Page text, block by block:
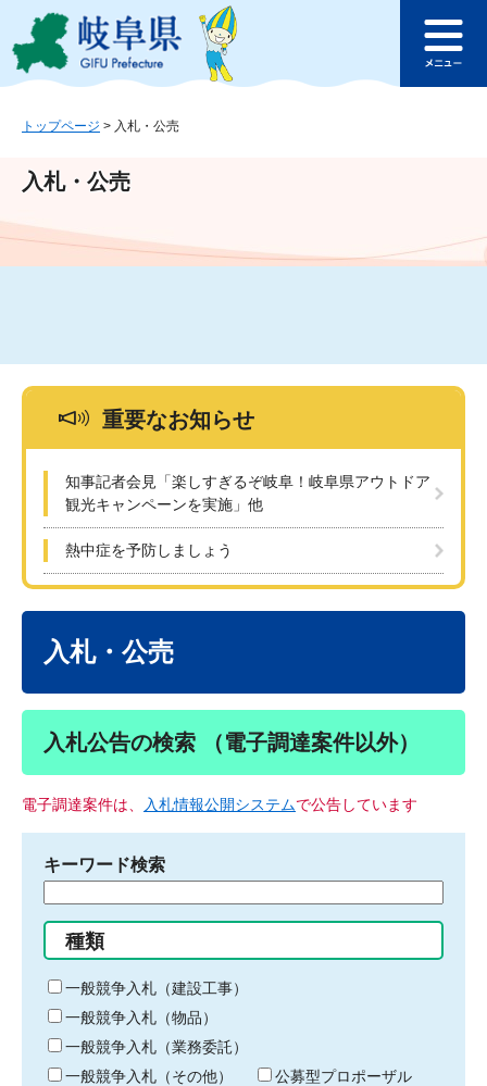
ジ
ュ
文
このページの本文へ
ュ
トップページ > 入札・公売
入札・公売
重要なお知らせ
知事記者会見「楽しすぎるぞ岐阜！岐阜県アウトドア
観光キャンペーンを実施」他
熱中症を予防しましょう
入札・公売
入札公告の検索 （電子調達案件以外）
電子調達案件は、 入札情報公開システムで公告しています
キーワード検索
る
キ
ー
ワ
ー
ド
種類
一般競争入札（建設工事）
一般競争入札（物品）
一般競争入札（業務委託）
一般競争入札（その他）
公募型プロポーザル